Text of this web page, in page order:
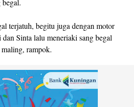
begal.
terjatuh, begitu juga dengan motor
Sinta lalu meneriaki sang begal
rampok.